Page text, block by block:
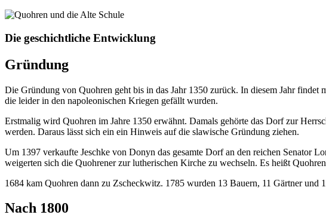
Die geschichtliche Entwicklung
Gründung
Die Gründung von Quohren geht bis in das Jahr 1350 zurück. In diesem Jahr
die leider in den napoleonischen Kriegen gefällt wurden.
Erstmalig wird Quohren im Jahre 1350 erwähnt. Damals gehörte das Dorf zur
werden. Daraus lässt sich ein ein Hinweis auf die slawische Gründung ziehen.
Um 1397 verkaufte Jeschke von Donyn das gesamte Dorf an den reichen Senator
weigerten sich die Quohrener zur lutherischen Kirche zu wechseln. Es heißt
1684 kam Quohren dann zu Zscheckwitz. 1785 wurden 13 Bauern, 11 Gärtner
Nach 1800